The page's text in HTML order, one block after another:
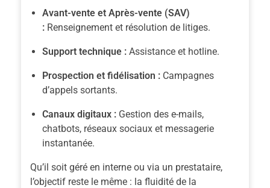
Avant-vente et Après-vente (SAV)
: Renseignement et résolution de litiges.
Support technique : Assistance et hotline.
Prospection et fidélisation : Campagnes
d’appels sortants.
Canaux digitaux : Gestion des e-mails,
chatbots, réseaux sociaux et messagerie
instantanée.
Qu’il soit géré en interne ou via un prestataire,
l’objectif reste le même : la fluidité de la